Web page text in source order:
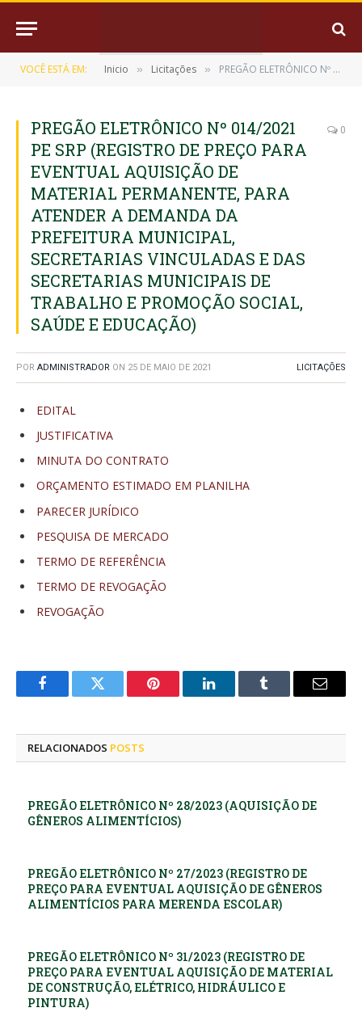
VOCÊ ESTÁ EM: Inicio » Licitações » PREGÃO ELETRÔNICO Nº 014/2021 PE SRP (REGISTRO DE PREÇO PARA EVENTUAL AQUISIÇÃO DE MATERIAL PERMANENTE, PARA ATENDER A DEMANDA DA PREFEITURA MUNICIPAL, SECRETARIAS VINCULADAS E DAS SECRETARIAS MUNICIPAIS DE TRABALHO E PROMOÇÃO SOCIAL, SAÚDE E EDUCAÇÃO)
PREGÃO ELETRÔNICO Nº 014/2021
PE SRP (REGISTRO DE PREÇO PARA
EVENTUAL AQUISIÇÃO DE
MATERIAL PERMANENTE, PARA
ATENDER A DEMANDA DA
PREFEITURA MUNICIPAL,
SECRETARIAS VINCULADAS E DAS
SECRETARIAS MUNICIPAIS DE
TRABALHO E PROMOÇÃO SOCIAL,
SAÚDE E EDUCAÇÃO)
0
POR ADMINISTRADOR ON 25 DE MAIO DE 2021 LICITAÇÕES
EDITAL
JUSTIFICATIVA
MINUTA DO CONTRATO
ORÇAMENTO ESTIMADO EM PLANILHA
PARECER JURÍDICO
PESQUISA DE MERCADO
TERMO DE REFERÊNCIA
TERMO DE REVOGAÇÃO
REVOGAÇÃO
FacebookTwitter Pinterest LinkedInTumblr
E-
RELACIONADOS POSTS
PREGÃO ELETRÔNICO Nº 28/2023 (AQUISIÇÃO DE
GÊNEROS ALIMENTÍCIOS)
PREGÃO ELETRÔNICO Nº 27/2023 (REGISTRO DE
PREÇO PARA EVENTUAL AQUISIÇÃO DE GÊNEROS
ALIMENTÍCIOS PARA MERENDA ESCOLAR)
PREGÃO ELETRÔNICO Nº 31/2023 (REGISTRO DE
PREÇO PARA EVENTUAL AQUISIÇÃO DE MATERIAL
DE CONSTRUÇÃO, ELÉTRICO, HIDRÁULICO E
PINTURA)